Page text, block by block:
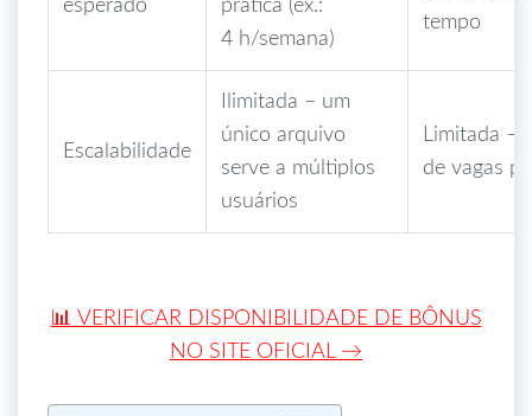
esperado
prática (ex.:
4 h/semana)
tempo
Escalabilidade
Ilimitada – um
único arquivo
serve a múltiplos
usuários
Limitada –
de vagas
📊 VERIFICAR DISPONIBILIDADE DE BÔNUS
NO SITE OFICIAL →